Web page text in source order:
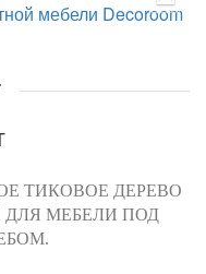
мебели Decoroom
ТИКОВОЕ ДЕРЕВО
МЕБЕЛИ ПОД